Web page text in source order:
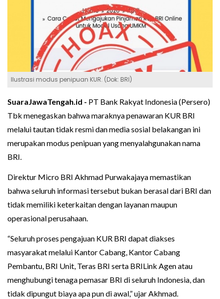
Ilustrasi modus penipuan KUR. (Dok: BRI)
SuaraJawaTengah.id - PT Bank Rakyat Indonesia (Persero)
Tbk menegaskan bahwa maraknya penawaran KUR BRI
melalui tautan tidak resmi dan media sosial belakangan ini
merupakan modus penipuan yang menyalahgunakan nama
BRI.
Direktur Micro BRI Akhmad Purwakajaya memastikan
bahwa seluruh informasi tersebut bukan berasal dari BRI dan
tidak memiliki keterkaitan dengan layanan maupun
operasional perusahaan.
“Seluruh proses pengajuan KUR BRI dapat diakses
masyarakat melalui Kantor Cabang, Kantor Cabang
Pembantu, BRI Unit, Teras BRI serta BRILink Agen atau
menghubungi tenaga pemasar BRI di seluruh Indonesia, dan
tidak dipungut biaya apa pun di awal,” ujar Akhmad.